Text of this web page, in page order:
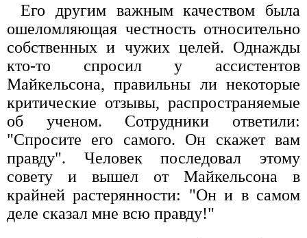
Его другим важным качеством была
ошеломляющая честность относительно
собственных и чужих целей. Однажды
кто-то спросил у ассистентов
Майкельсона, правильны ли некоторые
критические отзывы, распространяемые
об ученом. Сотрудники ответили:
"Спросите его самого. Он скажет вам
правду". Человек последовал этому
совету и вышел от Майкельсона в
крайней растерянности: "Он и в самом
деле сказал мне всю правду!"